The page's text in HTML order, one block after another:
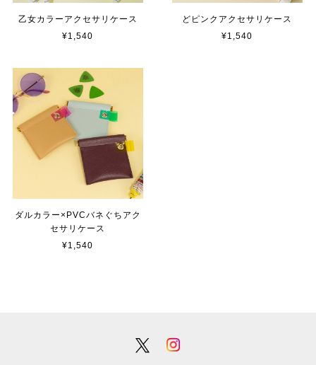
乙女カラーアクセサリケース
¥1,540
どピンクアクセサリケース
¥1,540
ダルカラー×PVCバネぐちアク
セサリケース
¥1,540